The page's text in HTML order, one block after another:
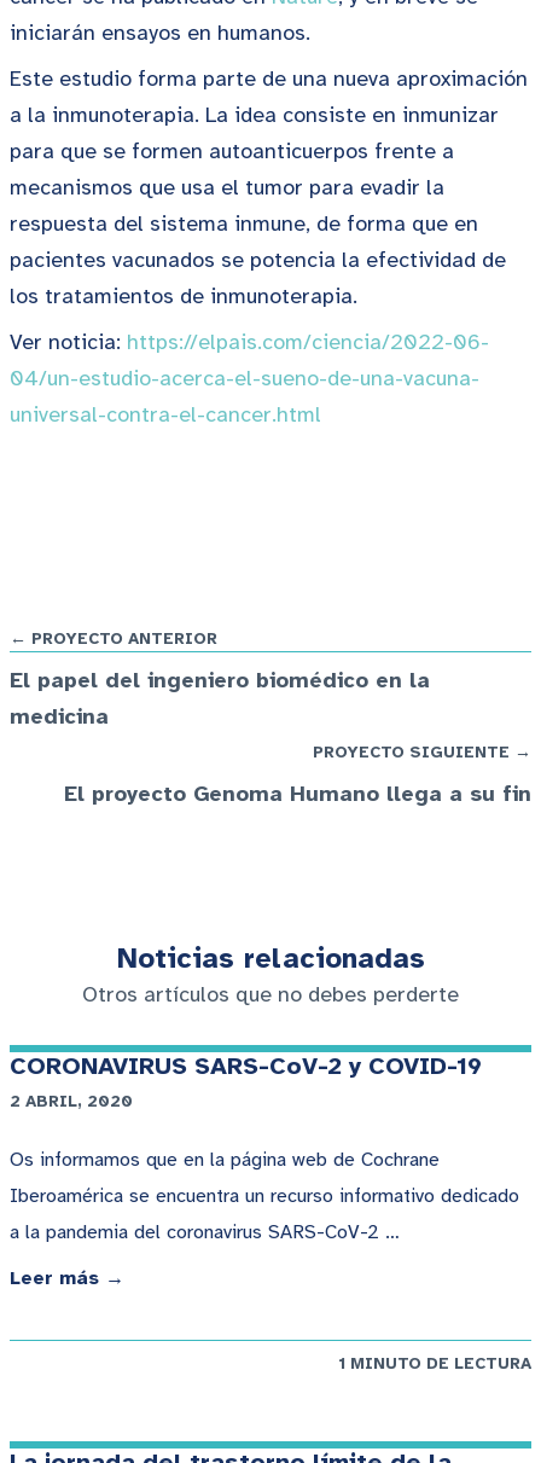
iniciarán ensayos en humanos.
Este estudio forma parte de una nueva aproximación
a la inmunoterapia. La idea consiste en inmunizar
para que se formen autoanticuerpos frente a
mecanismos que usa el tumor para evadir la
respuesta del sistema inmune, de forma que en
pacientes vacunados se potencia la efectividad de
los tratamientos de inmunoterapia.
Ver noticia: https://elpais.com/ciencia/2022-06-
04/un-estudio-acerca-el-sueno-de-una-vacuna-
universal-contra-el-cancer.html
← PROYECTO ANTERIOR
El papel del ingeniero biomédico en la
medicina
PROYECTO SIGUIENTE →
El proyecto Genoma Humano llega a su fin
Noticias relacionadas
Otros artículos que no debes perderte
CORONAVIRUS SARS-CoV-2 y COVID-19
2 ABRIL, 2020
Os informamos que en la página web de Cochrane
Iberoamérica se encuentra un recurso informativo dedicado
a la pandemia del coronavirus SARS-CoV-2 …
Leer más →
1 MINUTO DE LECTURA